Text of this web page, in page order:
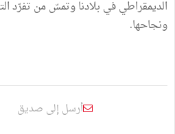
الديمقراطي في بلادنا وتمسّ من تفرّد
ونجاحها.
أرسل إلى صديق